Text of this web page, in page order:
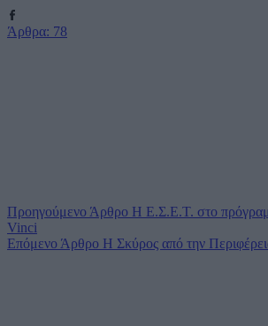
Άρθρα: 78
Προηγούμενο Άρθρο Η Ε.Σ.Ε.Τ. στο
Vinci
Επόμενο Άρθρο Η Σκύρος από την